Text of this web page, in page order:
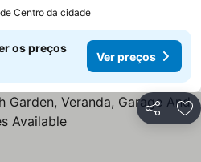
Centro da cidade
os preços
Ver preços
Partilhar